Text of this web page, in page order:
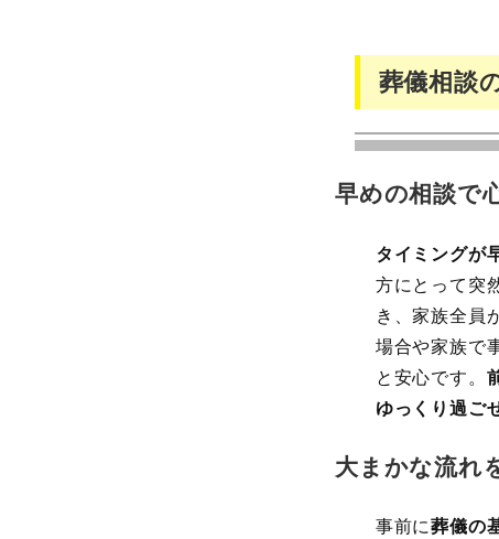
葬儀相談
早めの相談で
タイミングが
方にとって突
き、家族全員
場合や家族で
と安心です。
ゆっくり過ご
大まかな流れ
事前に葬儀の